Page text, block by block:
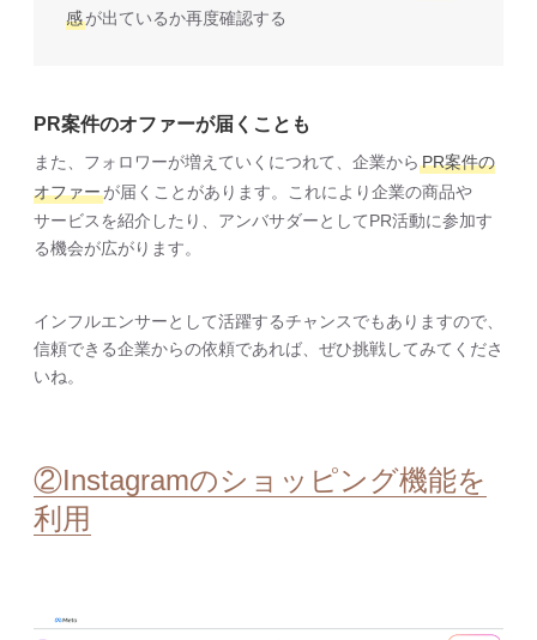
感が出ているか再度確認する
PR案件のオファーが届くことも
また、フォロワーが増えていくにつれて、企業から PR案件の
オファーが届くことがあります。これにより企業の商品や
サービスを紹介したり、アンバサダーとしてPR活動に参加す
る機会が広がります。
インフルエンサーとして活躍するチャンスでもありますので、
信頼できる企業からの依頼であれば、ぜひ挑戦してみてくださ
いね。
②Instagramのショッピング機能を
利用